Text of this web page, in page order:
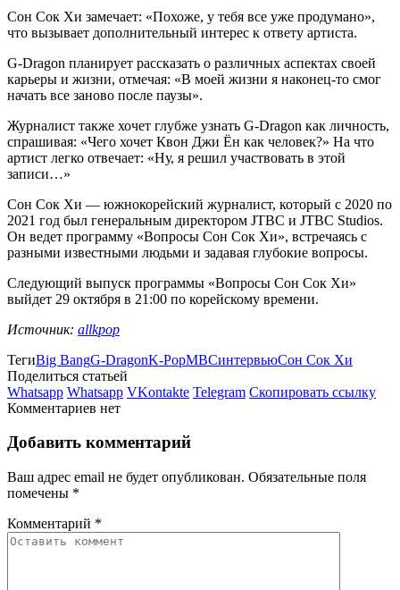
Сон Сок Хи замечает: «Похоже, у тебя все уже продумано»,
что вызывает дополнительный интерес к ответу артиста.
G-Dragon планирует рассказать о различных аспектах своей
карьеры и жизни, отмечая: «В моей жизни я наконец-то смог
начать все заново после паузы».
Журналист также хочет глубже узнать G-Dragon как личность,
спрашивая: «Чего хочет Квон Джи Ён как человек?» На что
артист легко отвечает: «Ну, я решил участвовать в этой
записи…»
Сон Сок Хи — южнокорейский журналист, который с 2020 по
2021 год был генеральным директором JTBC и JTBC Studios.
Он ведет программу «Вопросы Сон Сок Хи», встречаясь с
разными известными людьми и задавая глубокие вопросы.
Следующий выпуск программы «Вопросы Сон Сок Хи»
выйдет 29 октября в 21:00 по корейскому времени.
Источник: allkpop
ТегиBig BangG-DragonK-PopMBCинтервьюСон Сок Хи
Поделиться статьей
Whatsapp Whatsapp VKontakte Telegram Скопировать ссылку
Комментариев нет
Добавить комментарий
Ваш адрес email не будет опубликован. Обязательные поля
помечены *
Комментарий *